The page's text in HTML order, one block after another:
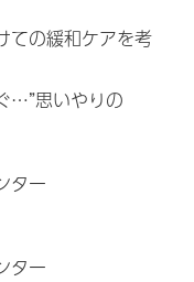
の緩和ケアを考
いやりの
ター
ター